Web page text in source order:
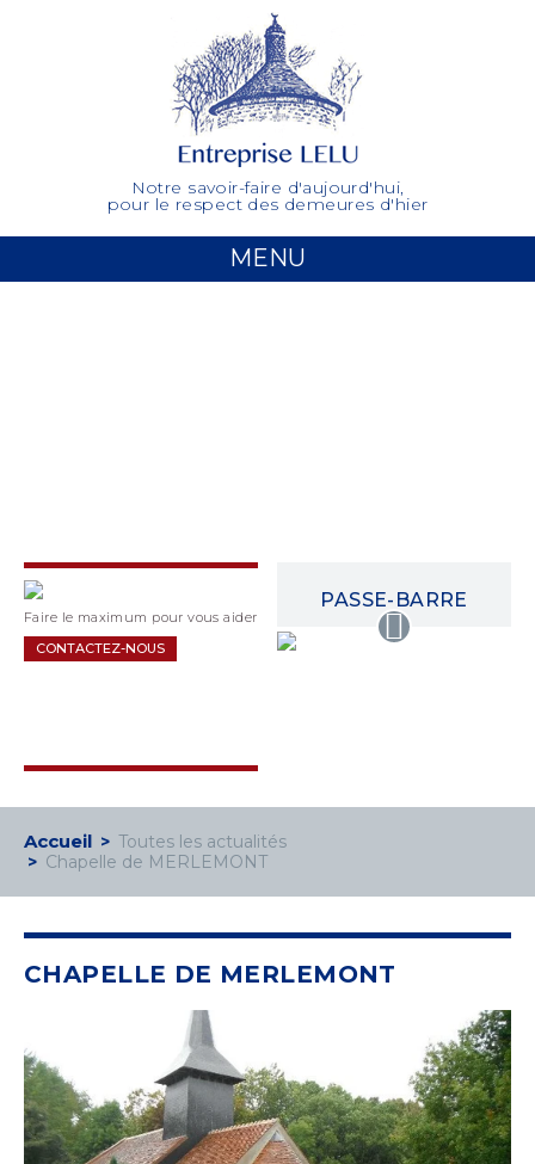
Notre savoir-faire d'aujourd'hui,
pour le respect des demeures d'hier
MENU
Faire le maximum pour vous aider
CONTACTEZ-NOUS
PASSE-BARRE
Accueil
Toutes les actualités
Chapelle de MERLEMONT
CHAPELLE DE MERLEMONT